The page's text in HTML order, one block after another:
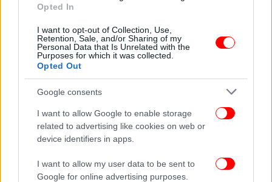
Opted In
I want to opt-out of Collection, Use,
Retention, Sale, and/or Sharing of my
Personal Data that Is Unrelated with the
Purposes for which it was collected.
Opted Out
Google consents
I want to allow Google to enable storage
related to advertising like cookies on web or
device identifiers in apps.
I want to allow my user data to be sent to
Google for online advertising purposes.